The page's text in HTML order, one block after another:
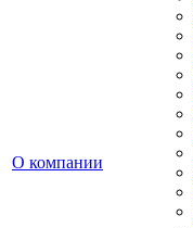
О компании